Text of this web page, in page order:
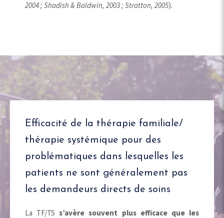
2004 ; Shadish & Baldwin, 2003 ; Stratton, 2005).
Efficacité de la thérapie familiale/
thérapie systémique pour des
problématiques dans lesquelles les
patients ne sont généralement pas
les demandeurs directs de soins
La TF/TSs’avère souvent plus efficace que les